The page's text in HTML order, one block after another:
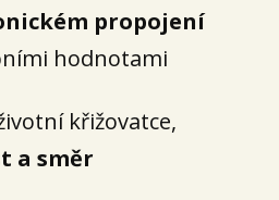
propojení
hodnotami
křižovatce,
a směr